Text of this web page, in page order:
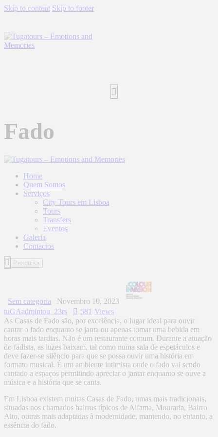
Skip to content Skip to footer
Fado
Home
Quem Somos
Serviços
City Tours em Lisboa
Tours
Transfers
Eventos
Galeria
Contactos
Sem categoria
Novembro 10, 2023
tuGAadmintou_23rs
581 Views
As Casas de Fado são, por excelência, o lugar ideal para ouvir
cantar o fado enquanto se janta ou apenas tomar uma bebida em
horas mais tardias. Não é um restaurante comum. Durante a atuação
do fadista, as luzes baixam, tal como numa sala de espetáculos e
deve fazer-se silêncio para que se possa ouvir uma história em
formato musical. É um ambiente intimista onde o fado vai sendo
cantado a espaços permitindo apreciar o jantar enquanto se ouve a
música e a história que se canta.
Em Lisboa existem muitas Casas de Fado, umas mais tradicionais,
situadas nos chamados bairros típicos de Alfama, Mouraria, Bairro
Alto, outras mais adaptadas à modernidade, mantendo, no entanto, a
essência do fado.